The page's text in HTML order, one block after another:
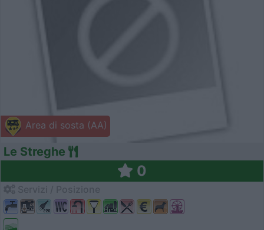
Area di sosta (AA)
Le Streghe
0